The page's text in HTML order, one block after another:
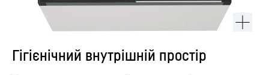
Гігієнічний внутрішній простір